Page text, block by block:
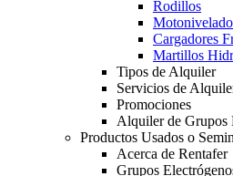
Rodillos
Cargadores
Martillos
Tipos de Alquiler
Servicios de
Promociones
Alquiler de Grupos
Productos Usados o
Acerca de Rentafer
Grupos